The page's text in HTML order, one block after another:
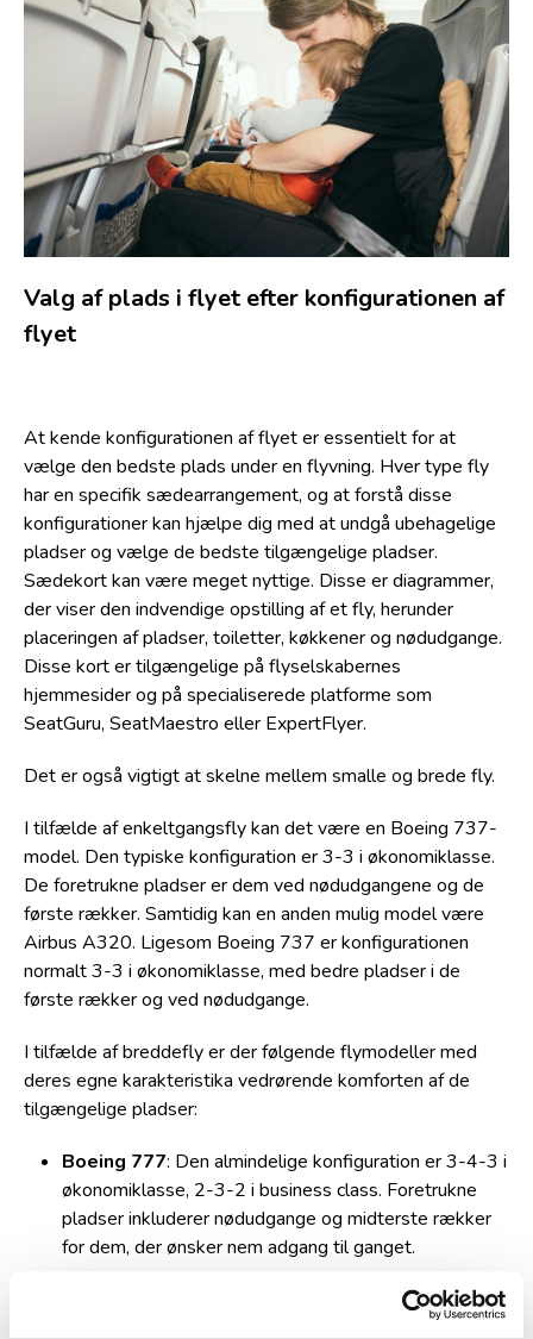
Valg af plads i flyet efter konfigurationen af
flyet
At kende konfigurationen af flyet er essentielt for at
vælge den bedste plads under en flyvning. Hver type fly
har en specifik sædearrangement, og at forstå disse
konfigurationer kan hjælpe dig med at undgå ubehagelige
pladser og vælge de bedste tilgængelige pladser.
Sædekort kan være meget nyttige. Disse er diagrammer,
der viser den indvendige opstilling af et fly, herunder
placeringen af pladser, toiletter, køkkener og nødudgange.
Disse kort er tilgængelige på flyselskabernes
hjemmesider og på specialiserede platforme som
SeatGuru, SeatMaestro eller ExpertFlyer.
Det er også vigtigt at skelne mellem smalle og brede fly.
I tilfælde af enkeltgangsfly kan det være en Boeing 737-
model. Den typiske konfiguration er 3-3 i økonomiklasse.
De foretrukne pladser er dem ved nødudgangene og de
første rækker. Samtidig kan en anden mulig model være
Airbus A320. Ligesom Boeing 737 er konfigurationen
normalt 3-3 i økonomiklasse, med bedre pladser i de
første rækker og ved nødudgange.
I tilfælde af breddefly er der følgende flymodeller med
deres egne karakteristika vedrørende komforten af de
tilgængelige pladser:
Boeing 777: Den almindelige konfiguration er 3-4-3 i
økonomiklasse, 2-3-2 i business class. Foretrukne
pladser inkluderer nødudgange og midterste rækker
for dem, der ønsker nem adgang til ganget.
: Konfigurationen varierer, men ofte 3-4-
3 i økonomiklasse. Pladserne på den øverste etage